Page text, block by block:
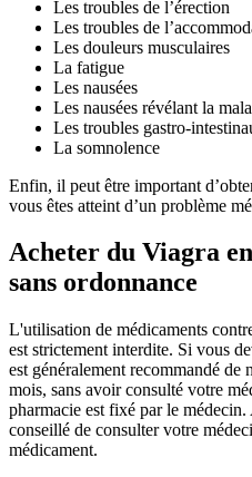
Les troubles de l’érection
Les troubles de
Les douleurs musculaires
La fatigue
Les nausées
Les nausées révélant la
Les troubles gastro-
La somnolence
Enfin, il peut être important
vous êtes atteint d’un problème
Acheter du Viagra
sans ordonnance
L'utilisation de médicaments
est strictement interdite. Si vous
est généralement recommandé de
mois, sans avoir consulté votre
pharmacie est fixé par le
conseillé de consulter votre
médicament.